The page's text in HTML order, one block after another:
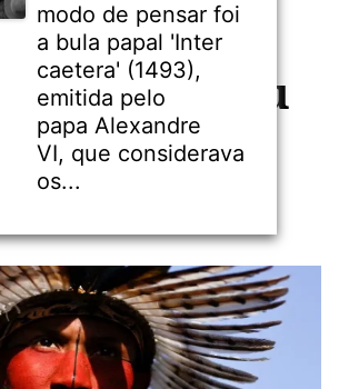
contra
explodiu
era
modo de pensar foi
a bula papal 'Inter
caetera' (1493),
emitida pelo
papa Alexandre
VI, que considerava
os...